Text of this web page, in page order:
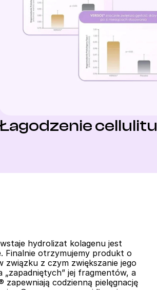
cellulitu
hydrolizat kolagenu jest
Finalnie otrzymujemy produkt o
związku z czym zwiększanie jego
„zapadniętych” jej fragmentów, a
codzienną pielęgnację